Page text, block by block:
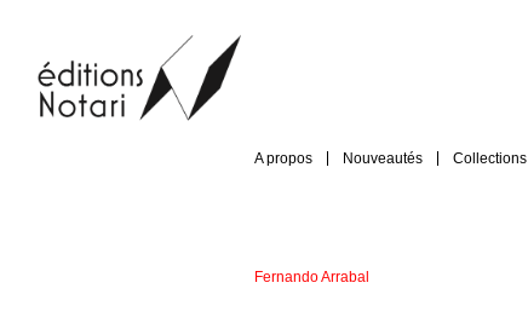
A propos Nouveautés Collections
Fernando Arrabal